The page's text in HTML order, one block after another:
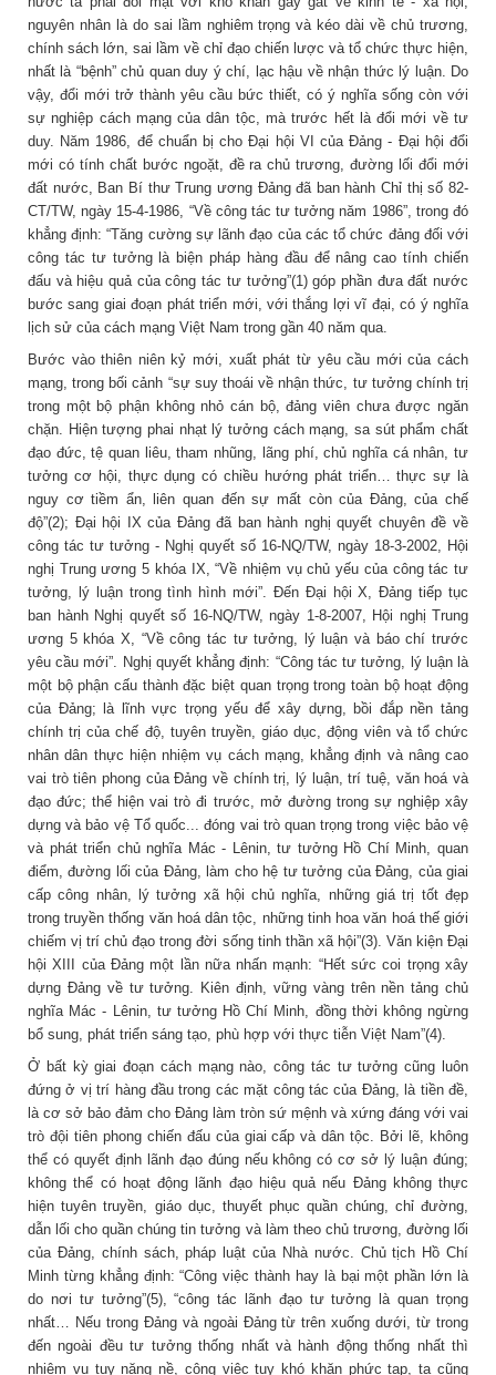
nguyên nhân là do sai lầm nghiêm trọng và kéo dài về chủ trương,
chính sách lớn, sai lầm về chỉ đạo chiến lược và tổ chức thực hiện,
nhất là “bệnh” chủ quan duy ý chí, lạc hậu về nhận thức lý luận. Do
vậy, đổi mới trở thành yêu cầu bức thiết, có ý nghĩa sống còn với
sự nghiệp cách mạng của dân tộc, mà trước hết là đổi mới về tư
duy. Năm 1986, để chuẩn bị cho Đại hội VI của Đảng - Đại hội đổi
mới có tính chất bước ngoặt, đề ra chủ trương, đường lối đổi mới
đất nước, Ban Bí thư Trung ương Đảng đã ban hành Chỉ thị số 82-
CT/TW, ngày 15-4-1986, “Về công tác tư tưởng năm 1986”, trong đó
khẳng định: “Tăng cường sự lãnh đạo của các tổ chức đảng đối với
công tác tư tưởng là biện pháp hàng đầu để nâng cao tính chiến
đấu và hiệu quả của công tác tư tưởng”(1) góp phần đưa đất nước
bước sang giai đoạn phát triển mới, với thắng lợi vĩ đại, có ý nghĩa
lịch sử của cách mạng Việt Nam trong gần 40 năm qua.
Bước vào thiên niên kỷ mới, xuất phát từ yêu cầu mới của cách
mạng, trong bối cảnh “sự suy thoái về nhận thức, tư tưởng chính trị
trong một bộ phận không nhỏ cán bộ, đảng viên chưa được ngăn
chặn. Hiện tượng phai nhạt lý tưởng cách mạng, sa sút phẩm chất
đạo đức, tệ quan liêu, tham nhũng, lãng phí, chủ nghĩa cá nhân, tư
tưởng cơ hội, thực dụng có chiều hướng phát triển… thực sự là
nguy cơ tiềm ẩn, liên quan đến sự mất còn của Đảng, của chế
độ”(2); Đại hội IX của Đảng đã ban hành nghị quyết chuyên đề về
công tác tư tưởng - Nghị quyết số 16-NQ/TW, ngày 18-3-2002, Hội
nghị Trung ương 5 khóa IX, “Về nhiệm vụ chủ yếu của công tác tư
tưởng, lý luận trong tình hình mới”. Đến Đại hội X, Đảng tiếp tục
ban hành Nghị quyết số 16-NQ/TW, ngày 1-8-2007, Hội nghị Trung
ương 5 khóa X, “Về công tác tư tưởng, lý luận và báo chí trước
yêu cầu mới”. Nghị quyết khẳng định: “Công tác tư tưởng, lý luận là
một bộ phận cấu thành đặc biệt quan trọng trong toàn bộ hoạt động
của Đảng; là lĩnh vực trọng yếu để xây dựng, bồi đắp nền tảng
chính trị của chế độ, tuyên truyền, giáo dục, động viên và tổ chức
nhân dân thực hiện nhiệm vụ cách mạng, khẳng định và nâng cao
vai trò tiên phong của Đảng về chính trị, lý luận, trí tuệ, văn hoá và
đạo đức; thể hiện vai trò đi trước, mở đường trong sự nghiệp xây
dựng và bảo vệ Tổ quốc... đóng vai trò quan trọng trong việc bảo vệ
và phát triển chủ nghĩa Mác - Lênin, tư tưởng Hồ Chí Minh, quan
điểm, đường lối của Đảng, làm cho hệ tư tưởng của Đảng, của giai
cấp công nhân, lý tưởng xã hội chủ nghĩa, những giá trị tốt đẹp
trong truyền thống văn hoá dân tộc, những tinh hoa văn hoá thế giới
chiếm vị trí chủ đạo trong đời sống tinh thần xã hội”(3). Văn kiện Đại
hội XIII của Đảng một lần nữa nhấn mạnh: “Hết sức coi trọng xây
dựng Đảng về tư tưởng. Kiên định, vững vàng trên nền tảng chủ
nghĩa Mác - Lênin, tư tưởng Hồ Chí Minh, đồng thời không ngừng
bổ sung, phát triển sáng tạo, phù hợp với thực tiễn Việt Nam”(4).
Ở bất kỳ giai đoạn cách mạng nào, công tác tư tưởng cũng luôn
đứng ở vị trí hàng đầu trong các mặt công tác của Đảng, là tiền đề,
là cơ sở bảo đảm cho Đảng làm tròn sứ mệnh và xứng đáng với vai
trò đội tiên phong chiến đấu của giai cấp và dân tộc. Bởi lẽ, không
thể có quyết định lãnh đạo đúng nếu không có cơ sở lý luận đúng;
không thể có hoạt động lãnh đạo hiệu quả nếu Đảng không thực
hiện tuyên truyền, giáo dục, thuyết phục quần chúng, chỉ đường,
dẫn lối cho quần chúng tin tưởng và làm theo chủ trương, đường lối
của Đảng, chính sách, pháp luật của Nhà nước. Chủ tịch Hồ Chí
Minh từng khẳng định: “Công việc thành hay là bại một phần lớn là
do nơi tư tưởng”(5), “công tác lãnh đạo tư tưởng là quan trọng
nhất… Nếu trong Đảng và ngoài Đảng từ trên xuống dưới, từ trong
đến ngoài đều tư tưởng thống nhất và hành động thống nhất thì
nhiệm vụ tuy nặng nề, công việc tuy khó khăn phức tạp, ta cũng